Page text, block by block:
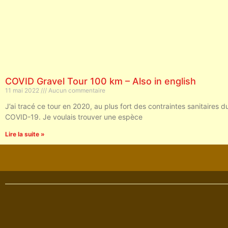
COVID Gravel Tour 100 km – Also in english
11 mai 2022 Aucun commentaire
J’ai tracé ce tour en 2020, au plus fort des contraintes sanitaires
COVID-19. Je voulais trouver une espèce
Lire la suite »